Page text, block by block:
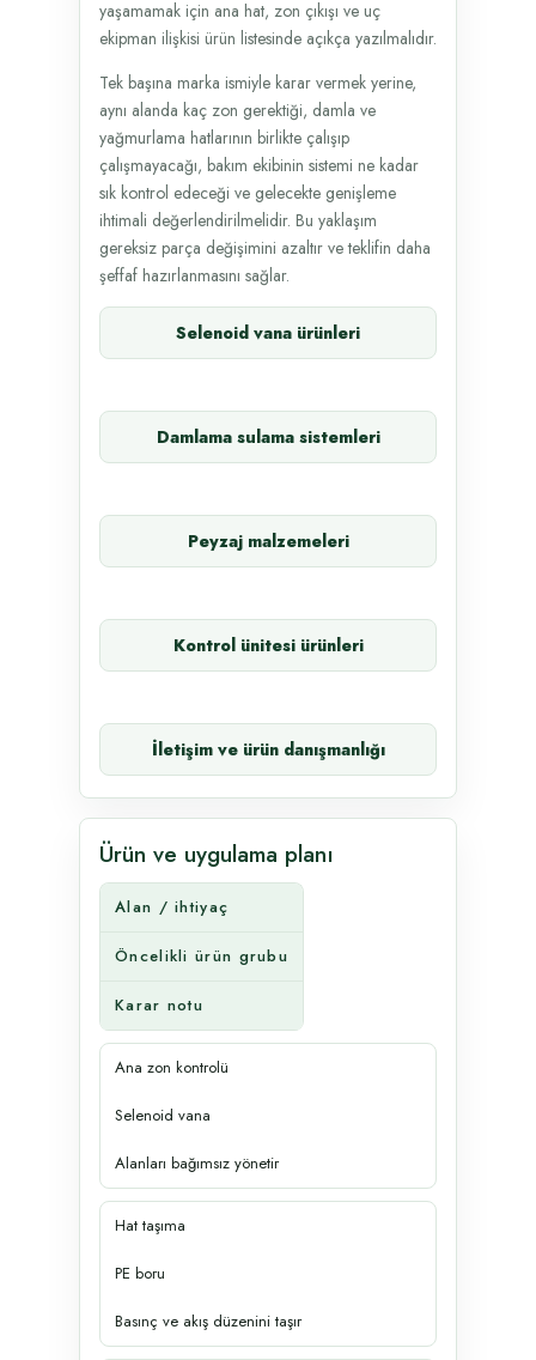
yaşamamak için ana hat, zon çıkışı ve uç
ekipman ilişkisi ürün listesinde açıkça yazılmalıdır.
Tek başına marka ismiyle karar vermek yerine,
aynı alanda kaç zon gerektiği, damla ve
yağmurlama hatlarının birlikte çalışıp
çalışmayacağı, bakım ekibinin sistemi ne kadar
sık kontrol edeceği ve gelecekte genişleme
ihtimali değerlendirilmelidir. Bu yaklaşım
gereksiz parça değişimini azaltır ve teklifin daha
şeffaf hazırlanmasını sağlar.
Selenoid vana ürünleri
Damlama sulama sistemleri
Peyzaj malzemeleri
Kontrol ünitesi ürünleri
İletişim ve ürün danışmanlığı
Ürün ve uygulama planı
Alan / ihtiyaç
Öncelikli ürün grubu
Karar notu
Ana zon kontrolü
Selenoid vana
Alanları bağımsız yönetir
Hat taşıma
PE boru
Basınç ve akış düzenini taşır